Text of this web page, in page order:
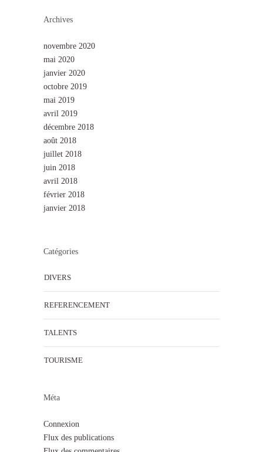
Archives
novembre 2020
mai 2020
janvier 2020
octobre 2019
mai 2019
avril 2019
décembre 2018
août 2018
juillet 2018
juin 2018
avril 2018
février 2018
janvier 2018
Catégories
DIVERS
REFERENCEMENT
TALENTS
TOURISME
Méta
Connexion
Flux des publications